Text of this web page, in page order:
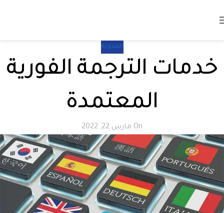
المدونة
خدمات الترجمة الفورية
المعتمدة
On مارس 22, 2022